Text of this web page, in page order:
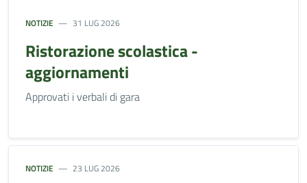
NOTIZIE 31 LUG 2026
Ristorazione scolastica -
aggiornamenti
Approvati i verbali di gara
NOTIZIE 23 LUG 2026